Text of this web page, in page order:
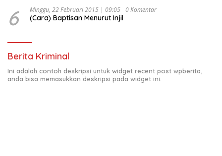
6 Minggu, 22 Februari 2015 | 09:05 0 Komentar
(Cara) Baptisan Menurut Injil
Berita Kriminal
Ini adalah contoh deskripsi untuk widget recent post wpberita,
anda bisa memasukkan deskripsi pada widget ini.